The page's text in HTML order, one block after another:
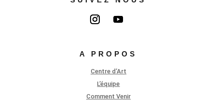
A PROPOS
Centre d’Art
L’équipe
Comment Venir